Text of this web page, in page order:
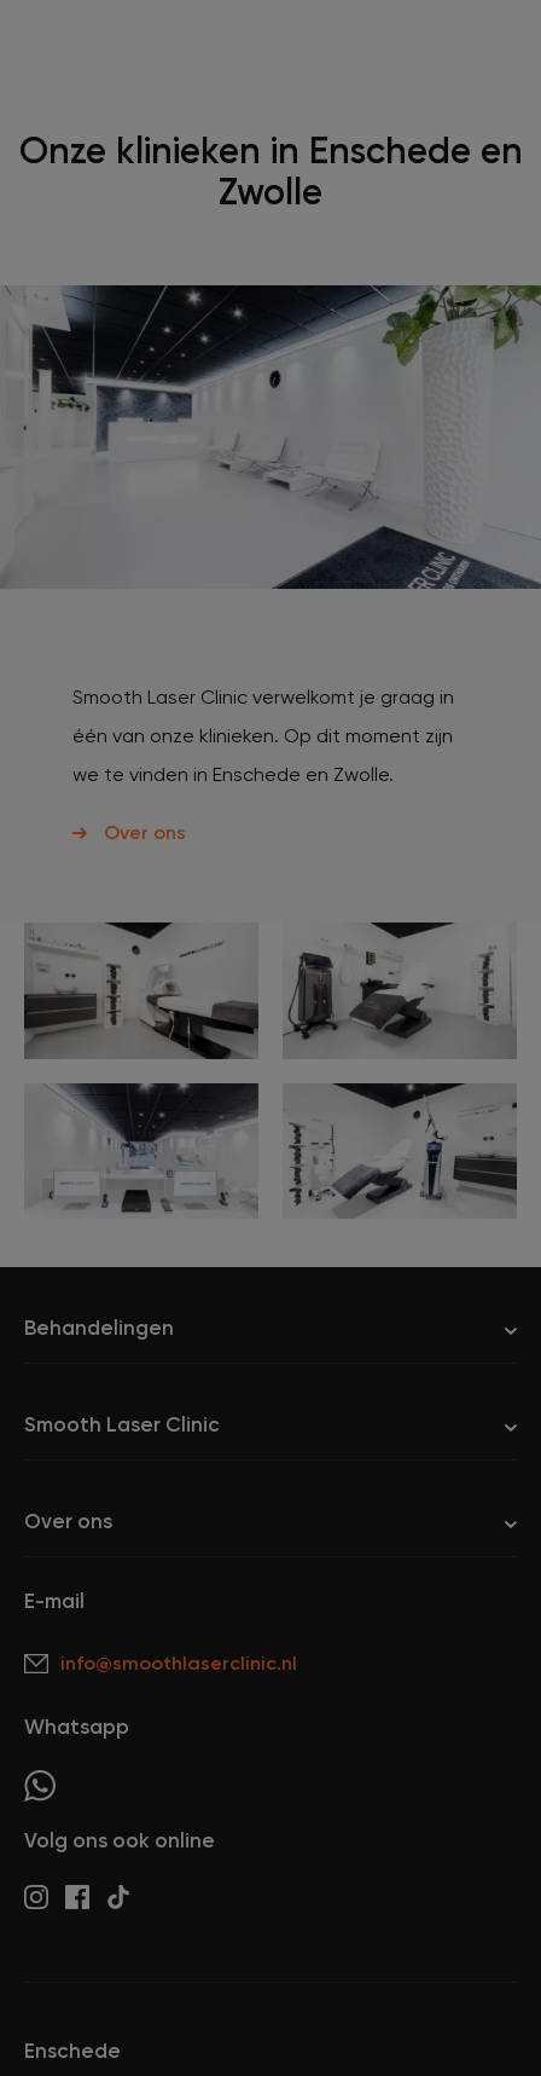
Onze klinieken in Enschede en
Zwolle
Smooth Laser Clinic verwelkomt je graag in
één van onze klinieken. Op dit moment zijn
we te vinden in Enschede en Zwolle.
Over ons
Behandelingen
Smooth Laser Clinic
Over ons
E-mail
info@smoothlaserclinic.nl
Whatsapp
Volg ons ook online
Enschede